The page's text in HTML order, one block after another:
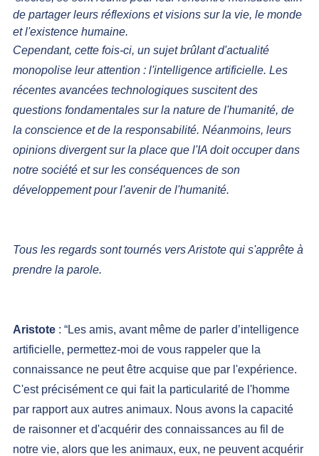
de partager leurs réflexions et visions sur la vie, le monde
et l'existence humaine.
Cependant, cette fois-ci, un sujet brûlant d'actualité
monopolise leur attention : l'intelligence artificielle. Les
récentes avancées technologiques suscitent des
questions fondamentales sur la nature de l'humanité, de
la conscience et de la responsabilité. Néanmoins, leurs
opinions divergent sur la place que l'IA doit occuper dans
notre société et sur les conséquences de son
développement pour l'avenir de l'humanité.
Tous les regards sont tournés vers Aristote qui s'apprête à
prendre la parole.
Aristote : “Les amis, avant même de parler d’intelligence
artificielle, permettez-moi de vous rappeler que la
connaissance ne peut être acquise que par l'expérience.
C'est précisément ce qui fait la particularité de l'homme
par rapport aux autres animaux. Nous avons la capacité
de raisonner et d'acquérir des connaissances au fil de
notre vie, alors que les animaux, eux, ne peuvent acquérir